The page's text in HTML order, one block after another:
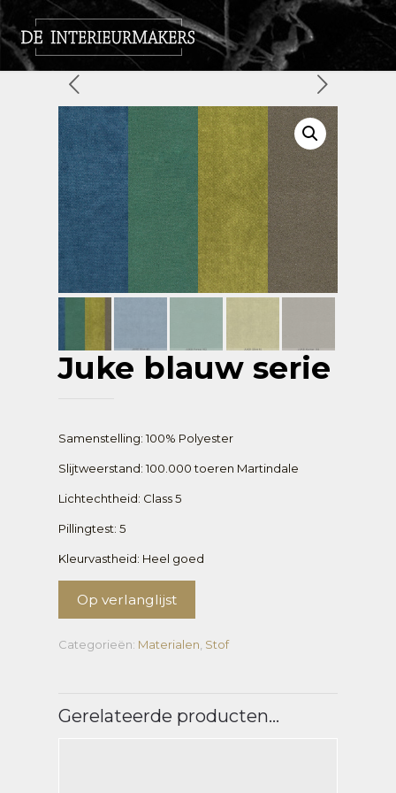
Juke blauw serie
Samenstelling: 100% Polyester
Slijtweerstand: 100.000 toeren Martindale
Lichtechtheid: Class 5
Pillingtest: 5
Kleurvastheid: Heel goed
Op verlanglijst
Categorieën: Materialen Stof
Gerelateerde producten…